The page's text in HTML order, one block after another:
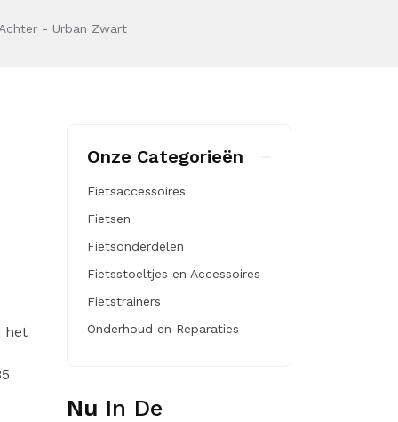
- Urban Zwart
het
Onze Categorieën
Fietsaccessoires
Fietsen
Fietsonderdelen
Fietsstoeltjes en Accessoires
Fietstrainers
Onderhoud en Reparaties
Nu In De